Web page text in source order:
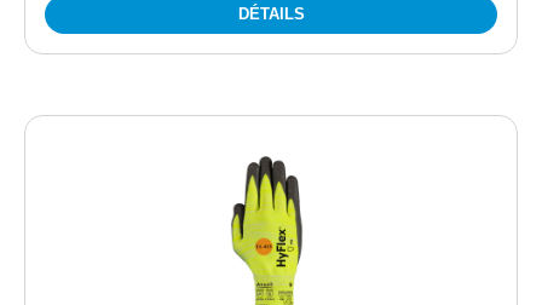
DÉTAILS